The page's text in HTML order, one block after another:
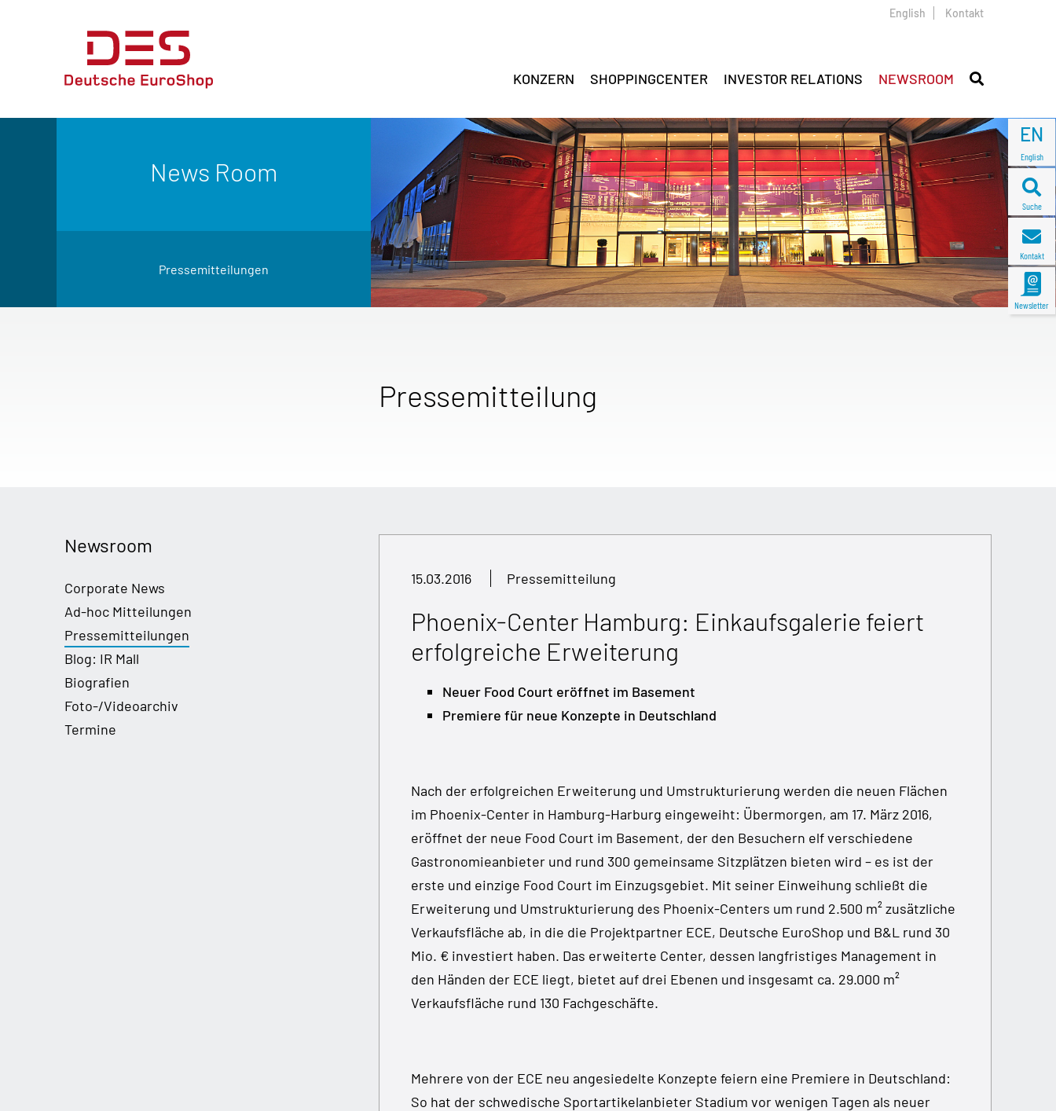
EN
English
Suche
Kontakt
Newsletter
English Kontakt
KONZERN SHOPPINGCENTER INVESTOR RELATIONS NEWSROOM
News Room
Pressemitteilungen
Pressemitteilung
Newsroom
Corporate News
Ad-hoc Mitteilungen
Pressemitteilungen
Blog: IR Mall
Biografien
Foto-/Videoarchiv
Termine
15.03.2016 Pressemitteilung
Phoenix-Center Hamburg: Einkaufsgalerie feiert
erfolgreiche Erweiterung
Neuer Food Court eröffnet im Basement
Premiere für neue Konzepte in Deutschland
Nach der erfolgreichen Erweiterung und Umstrukturierung werden die neuen Flächen
im Phoenix-Center in Hamburg-Harburg eingeweiht: Übermorgen, am 17. März 2016,
eröffnet der neue Food Court im Basement, der den Besuchern elf verschiedene
Gastronomieanbieter und rund 300 gemeinsame Sitzplätzen bieten wird – es ist der
erste und einzige Food Court im Einzugsgebiet. Mit seiner Einweihung schließt die
Erweiterung und Umstrukturierung des Phoenix-Centers um rund 2.500 m² zusätzliche
Verkaufsfläche ab, in die die Projektpartner ECE, Deutsche EuroShop und B&L rund 30
Mio. € investiert haben. Das erweiterte Center, dessen langfristiges Management in
den Händen der ECE liegt, bietet auf drei Ebenen und insgesamt ca. 29.000 m²
Verkaufsfläche rund 130 Fachgeschäfte.
Mehrere von der ECE neu angesiedelte Konzepte feiern eine Premiere in Deutschland:
So hat der schwedische Sportartikelanbieter Stadium vor wenigen Tagen als neuer